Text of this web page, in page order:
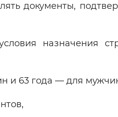
документы,
назначения
и 63 года — для